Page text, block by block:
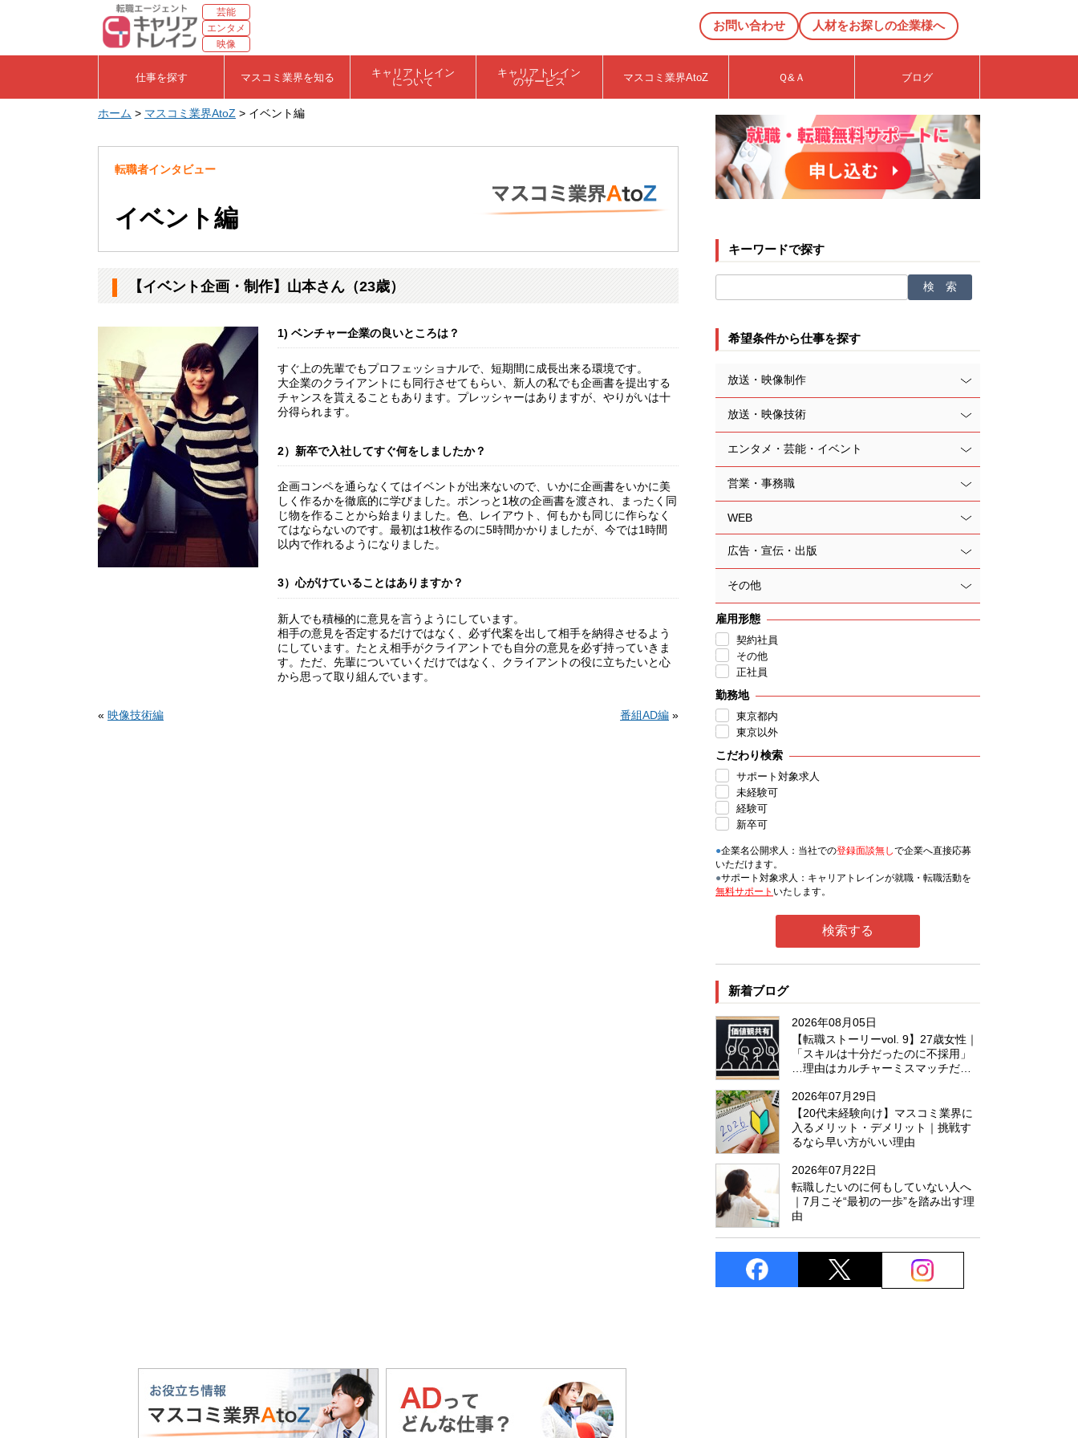
芸能
エンタメ
映像
お問い合わせ 人材をお探しの企業様へ
仕事を探す マスコミ業界を知る キャリアトレイン
について
キャリアトレイン
のサービス マスコミ業界AtoZ Ｑ&Ａ ブログ
ホーム > マスコミ業界AtoZ > イベント編
転職者インタビュー
イベント編
【イベント企画・制作】山本さん（23歳）
1) ベンチャー企業の良いところは？
すぐ上の先輩でもプロフェッショナルで、短期間に成長出来る環境です。
大企業のクライアントにも同行させてもらい、新人の私でも企画書を提出する
チャンスを貰えることもあります。プレッシャーはありますが、やりがいは十
分得られます。
2）新卒で入社してすぐ何をしましたか？
企画コンペを通らなくてはイベントが出来ないので、いかに企画書をいかに美
しく作るかを徹底的に学びました。ポンっと1枚の企画書を渡され、まったく同
じ物を作ることから始まりました。色、レイアウト、何もかも同じに作らなく
てはならないのです。最初は1枚作るのに5時間かかりましたが、今では1時間
以内で作れるようになりました。
3）心がけていることはありますか？
新人でも積極的に意見を言うようにしています。
相手の意見を否定するだけではなく、必ず代案を出して相手を納得させるよう
にしています。たとえ相手がクライアントでも自分の意見を必ず持っていきま
す。ただ、先輩についていくだけではなく、クライアントの役に立ちたいと心
から思って取り組んでいます。
« 映像技術編 番組AD編 »
キーワードで探す
希望条件から仕事を探す
放送・映像制作
放送・映像技術
エンタメ・芸能・イベント
営業・事務職
WEB
広告・宣伝・出版
その他
雇用形態
契約社員
その他
正社員
勤務地
東京都内
東京以外
こだわり検索
サポート対象求人
未経験可
経験可
新卒可
●企業名公開求人：当社での登録面談無しで企業へ直接応募
いただけます。
●サポート対象求人：キャリアトレインが就職・転職活動を
無料サポート いたします。
新着ブログ
2026年08月05日
【転職ストーリーvol. 9】27歳女性｜
「スキルは十分だったのに不採用」
…理由はカルチャーミスマッチだっ
2026年07月29日
【20代未経験向け】マスコミ業界に
入るメリット・デメリット｜挑戦す
るなら早い方がいい理由
2026年07月22日
転職したいのに何もしていない人へ
｜7月こそ“最初の一歩”を踏み出す理
由